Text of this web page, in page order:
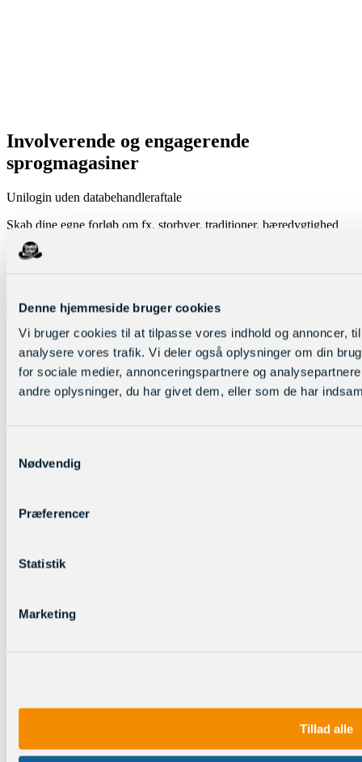
Denne hjemmeside bruger cookies
Vi bruger cookies til at tilpasse vores indhold og annoncer,
analysere vores trafik. Vi deler også oplysninger om din
for sociale medier, annonceringspartnere og
andre oplysninger, du har givet dem, eller som de har
Nødvendig
Præferencer
Statistik
Marketing
Tillad alle
Involverende og engagerende
sprogmagasiner
Unilogin uden databehandleraftale
Skab dine egne forløb om fx. storbyer, traditioner, bæredygtighed
m.m, eller lad eleverne gøre sine egne opdagelser, med vores online
portal. Vores sprogmagasiner omfatter blandt andet artikler indenfor
Ubegrænset adgang og print for alle (Uni-login)
1000 artikler inkl. opgaver
100 aktuelle magasiner
5 niveauer (4 på tysk)
200 artikler med højtlæsning